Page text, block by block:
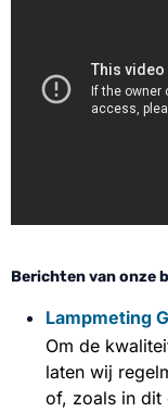
Berichten van onze
Lampmeting
Om de
laten wij
of, zoals in dit